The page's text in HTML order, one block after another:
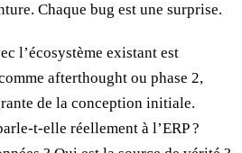
Chaque bug est une surprise.
l’écosystème existant est
afterthought ou phase 2,
de la conception initiale.
t-elle réellement à l’ERP ?